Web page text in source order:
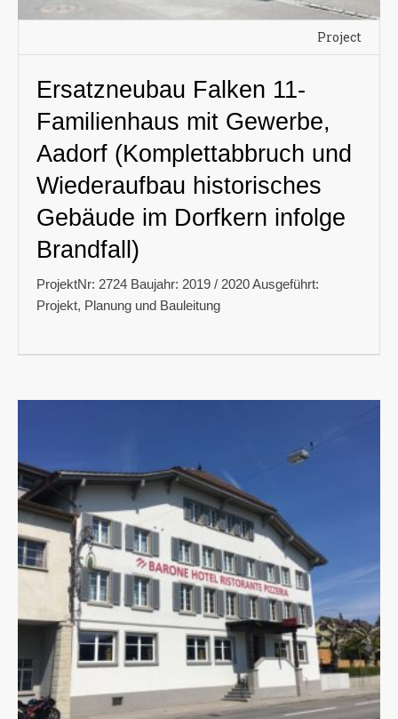
Project
Ersatzneubau Falken 11-
Familienhaus mit Gewerbe,
Aadorf (Komplettabbruch und
Wiederaufbau historisches
Gebäude im Dorfkern infolge
Brandfall)
ProjektNr: 2724 Baujahr: 2019 / 2020 Ausgeführt:
Projekt, Planung und Bauleitung